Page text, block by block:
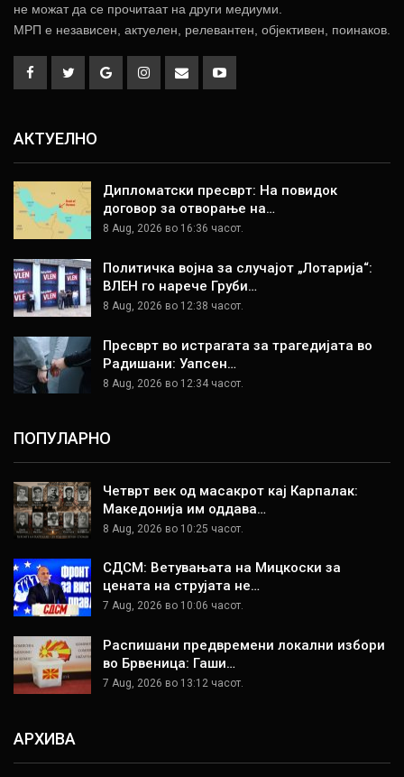
не можат да се прочитаат на други медиуми.
МРП е независен, актуелен, релевантен, објективен, поинаков.
АКТУЕЛНО
Дипломатски пресврт: На повидок
договор за отворање на…
8 Aug, 2026 во 16:36 часот.
Политичка војна за случајот „Лотарија“:
ВЛЕН го нарече Груби…
8 Aug, 2026 во 12:38 часот.
Пресврт во истрагата за трагедијата во
Радишани: Уапсен…
8 Aug, 2026 во 12:34 часот.
ПОПУЛАРНО
Четврт век од масакрот кај Карпалак:
Македонија им оддава…
8 Aug, 2026 во 10:25 часот.
СДСМ: Ветувањата на Мицкоски за
цената на струјата не…
7 Aug, 2026 во 10:06 часот.
Распишани предвремени локални избори
во Брвеница: Гаши…
7 Aug, 2026 во 13:12 часот.
АРХИВА